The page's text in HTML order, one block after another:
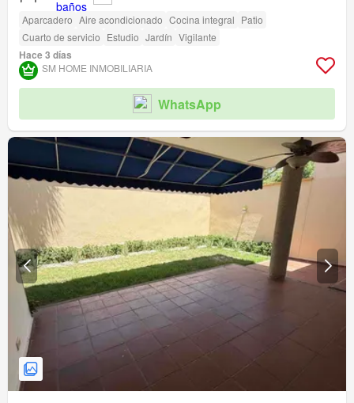
Aparcadero Aire acondicionado Cocina integral Patio
Cuarto de servicio Estudio Jardín Vigilante
Hace 3 días
SM HOME INMOBILIARIA
WhatsApp